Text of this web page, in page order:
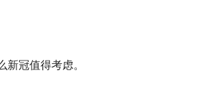
冠值得考虑。